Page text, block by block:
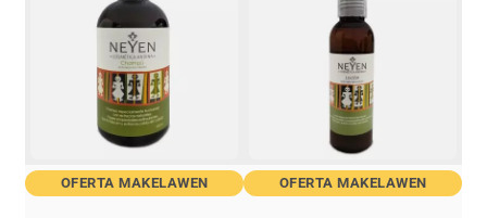
OFERTA MAKELAWEN OFERTA MAKELAWEN